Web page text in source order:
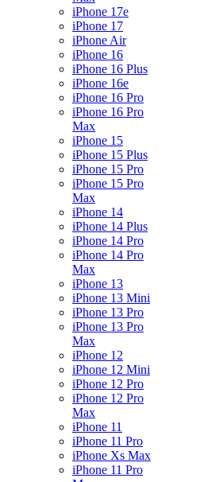
iPhone 17e
iPhone 17
iPhone Air
iPhone 16
iPhone 16 Plus
iPhone 16e
iPhone 16 Pro
iPhone 16 Pro
Max
iPhone 15
iPhone 15 Plus
iPhone 15 Pro
iPhone 15 Pro
Max
iPhone 14
iPhone 14 Plus
iPhone 14 Pro
iPhone 14 Pro
Max
iPhone 13
iPhone 13 Mini
iPhone 13 Pro
iPhone 13 Pro
Max
iPhone 12
iPhone 12 Mini
iPhone 12 Pro
iPhone 12 Pro
Max
iPhone 11
iPhone 11 Pro
iPhone Xs Max
iPhone 11 Pro